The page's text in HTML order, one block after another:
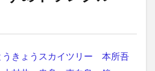
うきょうスカイツリー
本所吾